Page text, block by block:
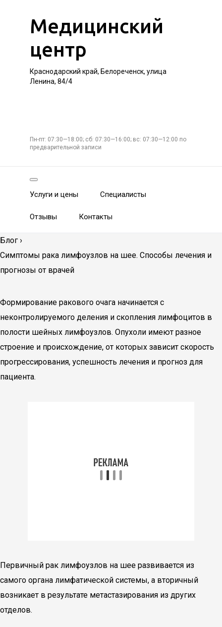
Медицинский
центр
Краснодарский край, Белореченск, улица
Ленина, 84/4
Пн-пт: 07:30—18:00; сб: 07:30—16:00; вс: 07:30—12:00 по
предварительной записи
Услуги и цены Специалисты
Отзывы Контакты
Блог ›
Симптомы рака лимфоузлов на шее. Способы лечения и
прогнозы от врачей
Формирование ракового очага начинается с
неконтролируемого деления и скопления лимфоцитов в
полости шейных лимфоузлов. Опухоли имеют разное
строение и происхождение, от которых зависит скорость
прогрессирования, успешность лечения и прогноз для
пациента.
Первичный рак лимфоузлов на шее развивается из
самого органа лимфатической системы, а вторичный
возникает в результате метастазирования из других
отделов.